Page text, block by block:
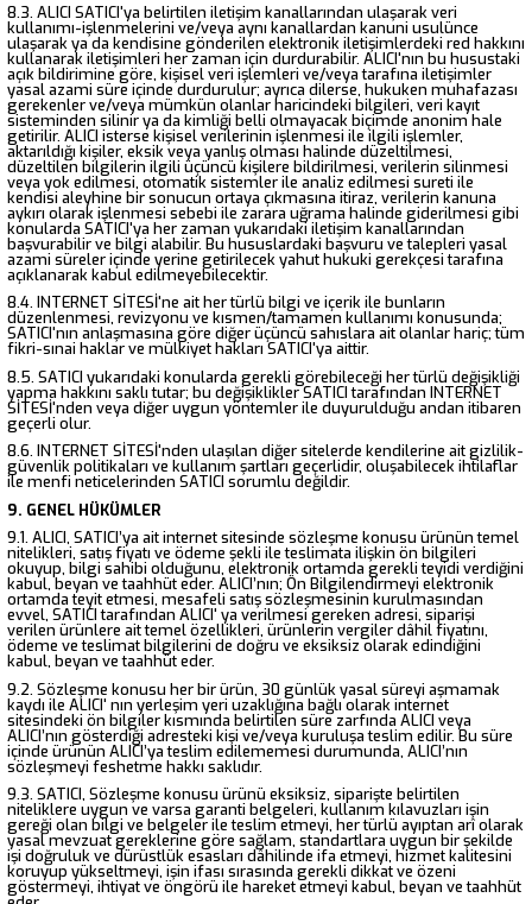
8.3. ALICI SATICI'ya belirtilen iletişim kanallarından ulaşarak veri
kullanımı-işlenmelerini ve/veya aynı kanallardan kanuni usulünce
ulaşarak ya da kendisine gönderilen elektronik iletişimlerdeki red hakkını
kullanarak iletişimleri her zaman için durdurabilir. ALICI'nın bu husustaki
açık bildirimine göre, kişisel veri işlemleri ve/veya tarafına iletişimler
yasal azami süre içinde durdurulur; ayrıca dilerse, hukuken muhafazası
gerekenler ve/veya mümkün olanlar haricindeki bilgileri, veri kayıt
sisteminden silinir ya da kimliği belli olmayacak biçimde anonim hale
getirilir. ALICI isterse kişisel verilerinin işlenmesi ile ilgili işlemler,
aktarıldığı kişiler, eksik veya yanlış olması halinde düzeltilmesi,
düzeltilen bilgilerin ilgili üçüncü kişilere bildirilmesi, verilerin silinmesi
veya yok edilmesi, otomatik sistemler ile analiz edilmesi sureti ile
kendisi aleyhine bir sonucun ortaya çıkmasına itiraz, verilerin kanuna
aykırı olarak işlenmesi sebebi ile zarara uğrama halinde giderilmesi gibi
konularda SATICI'ya her zaman yukarıdaki iletişim kanallarından
başvurabilir ve bilgi alabilir. Bu hususlardaki başvuru ve talepleri yasal
azami süreler içinde yerine getirilecek yahut hukuki gerekçesi tarafına
açıklanarak kabul edilmeyebilecektir.
8.4. INTERNET SİTESİ'ne ait her türlü bilgi ve içerik ile bunların
düzenlenmesi, revizyonu ve kısmen/tamamen kullanımı konusunda;
SATICI'nın anlaşmasına göre diğer üçüncü sahıslara ait olanlar hariç; tüm
fikri-sınai haklar ve mülkiyet hakları SATICI'ya aittir.
8.5. SATICI yukarıdaki konularda gerekli görebileceği her türlü değişikliği
yapma hakkını saklı tutar; bu değişiklikler SATICI tarafından INTERNET
SİTESİ'nden veya diğer uygun yöntemler ile duyurulduğu andan itibaren
geçerli olur.
8.6. INTERNET SİTESİ'nden ulaşılan diğer sitelerde kendilerine ait gizlilik-
güvenlik politikaları ve kullanım şartları geçerlidir, oluşabilecek ihtilaflar
ile menfi neticelerinden SATICI sorumlu değildir.
9. GENEL HÜKÜMLER
9.1. ALICI, SATICI’ya ait internet sitesinde sözleşme konusu ürünün temel
nitelikleri, satış fiyatı ve ödeme şekli ile teslimata ilişkin ön bilgileri
okuyup, bilgi sahibi olduğunu, elektronik ortamda gerekli teyidi verdiğini
kabul, beyan ve taahhüt eder. ALICI’nın; Ön Bilgilendirmeyi elektronik
ortamda teyit etmesi, mesafeli satış sözleşmesinin kurulmasından
evvel, SATICI tarafından ALICI' ya verilmesi gereken adresi, siparişi
verilen ürünlere ait temel özellikleri, ürünlerin vergiler dâhil fiyatını,
ödeme ve teslimat bilgilerini de doğru ve eksiksiz olarak edindiğini
kabul, beyan ve taahhüt eder.
9.2. Sözleşme konusu her bir ürün, 30 günlük yasal süreyi aşmamak
kaydı ile ALICI' nın yerleşim yeri uzaklığına bağlı olarak internet
sitesindeki ön bilgiler kısmında belirtilen süre zarfında ALICI veya
ALICI’nın gösterdiği adresteki kişi ve/veya kuruluşa teslim edilir. Bu süre
içinde ürünün ALICI’ya teslim edilememesi durumunda, ALICI’nın
sözleşmeyi feshetme hakkı saklıdır.
9.3. SATICI, Sözleşme konusu ürünü eksiksiz, siparişte belirtilen
niteliklere uygun ve varsa garanti belgeleri, kullanım kılavuzları işin
gereği olan bilgi ve belgeler ile teslim etmeyi, her türlü ayıptan arî olarak
yasal mevzuat gereklerine göre sağlam, standartlara uygun bir şekilde
işi doğruluk ve dürüstlük esasları dâhilinde ifa etmeyi, hizmet kalitesini
koruyup yükseltmeyi, işin ifası sırasında gerekli dikkat ve özeni
göstermeyi, ihtiyat ve öngörü ile hareket etmeyi kabul, beyan ve taahhüt